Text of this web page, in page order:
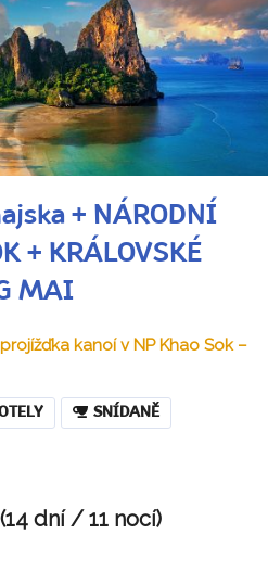
+ NÁRODNÍ
+ KRÁLOVSKÉ
MAI
kanoí v NP Khao Sok –
SNÍDANĚ
(14 dní / 11 nocí)